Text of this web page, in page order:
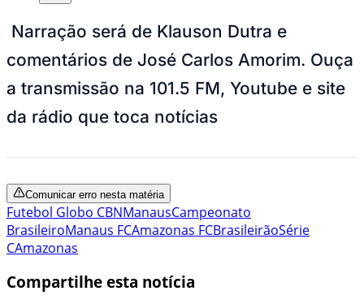
Narração será de Klauson Dutra e
comentários de José Carlos Amorim. Ouça
a transmissão na 101.5 FM, Youtube e site
da rádio que toca notícias
Comunicar erro nesta matéria
Futebol Globo CBNManausCampeonato
BrasileiroManaus FCAmazonas FCBrasileirãoSérie
CAmazonas
Compartilhe esta notícia